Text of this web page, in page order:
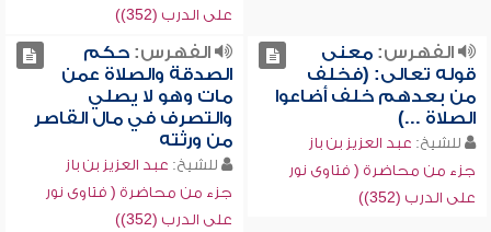
على الدرب (352))
الفهرس:معنى
قوله تعالى: (فخلف
من بعدهم خلف أضاعوا
الصلاة ...)
للشيخ: عبد العزيز بن باز
جزء من محاضرة ( فتاوى نور
على الدرب (352))
الفهرس:حكم
الصدقة والصلاة عمن
مات وهو لا يصلي
والتصرف في مال القاصر
من ورثته
للشيخ: عبد العزيز بن باز
جزء من محاضرة ( فتاوى نور
على الدرب (352))